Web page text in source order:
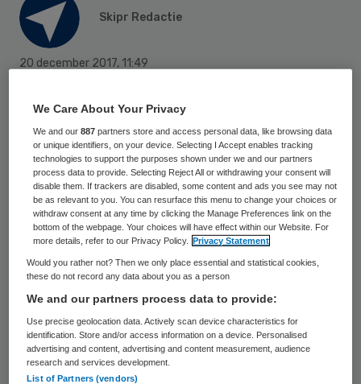
Skipr Redactie
20 december 2017, 11:49
Er is meer hoop op genezing voor patiënten
met de ernstige ziekte lymfeklierkanker. Na
het AMC in Amsterdam en het UMC
Utrecht, heeft nu ook UMC Groningen een
patiënt succesvol behandeld met een
worden de afweercellen van de patiënt
genetisch veranderd.
Volgens de wetenschappers zijn de cellen
zodanig aangepast dat ze de
We Care About Your Privacy
We and our887 partners store and access personal data, like browsing data
or unique identifiers, on your device. Selecting I Accept enables tracking
technologies to support the purposes shown under we and our partners
process data to provide. Selecting Reject All or withdrawing your consent will
disable them. If trackers are disabled, some content and ads you see may not
be as relevant to you. You can resurface this menu to change your choices or
withdraw consent at any time by clicking the Manage Preferences link on the
bottom of the webpage. Your choices will have effect within our Website. For
more details, refer to our Privacy Policy.
Privacy Statement
Would you rather not? Then we only place essential and statistical cookies,
these do not record any data about you as a person
We and our partners process data to provide:
Use precise geolocation data. Actively scan device characteristics for
identification. Store and/or access information on a device. Personalised
advertising and content, advertising and content measurement, audience
research and services development.
List of Partners (vendors)